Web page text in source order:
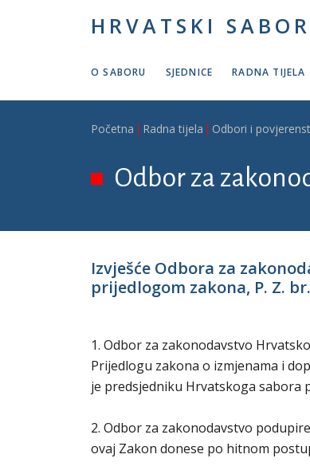
HRVATSKI SABOR
O SABORU SJEDNICE RADNA TIJELA
Breadcrumb
Početna Radna tijela Odbori i
Odbor za
Izvješće Odbora za
prijedlogom zakona, P. Z.
1. Odbor za zakonodavstvo
Prijedlogu zakona o izmjenama i
je predsjedniku Hrvatskoga sabora
2. Odbor za zakonodavstvo
ovaj Zakon donese po hitnom